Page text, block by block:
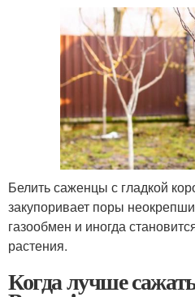
Белить саженцы с гладкой
закупоривает поры
газообмен и иногда
растения.
Когда лучше